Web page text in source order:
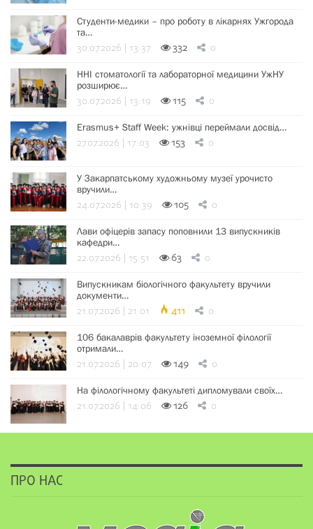
Студенти-медики – про роботу в лікарнях Ужгорода
та…
30.07.2026 | 13:37 332 0
ННІ стоматології та лабораторної медицини УжНУ
розширює…
30.07.2026 | 13:19 115 0
Erasmus+ Staff Week: ужнівці переймали досвід…
27.07.2026 | 17:03 153 0
У Закарпатському художньому музеї урочисто
вручили…
24.07.2026 | 10:39 105 0
Лави офіцерів запасу поповнили 13 випускників
кафедри…
22.07.2026 | 15:51 63 0
Випускникам біологічного факультету вручили
документи…
21.07.2026 | 21:01 411 0
106 бакалаврів факультету іноземної філології
отримали…
21.07.2026 | 20:07 149 0
На філологічному факультеті дипломували своїх…
21.07.2026 | 14:06 126 0
ПРО НАС